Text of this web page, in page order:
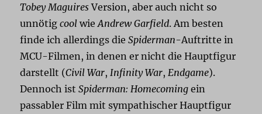
Tobey MaguiresVersion, aber auch nicht so
unnötigcool wieAndrew Garfield. Am besten
finde ich allerdings dieSpiderman-Auftritte in
MCU-Filmen, in denen er nicht die Hauptfigur
darstellt (Civil War, Infinity War, Endgame).
Dennoch istSpiderman: Homecoming ein
passabler Film mit sympathischer Hauptfigur